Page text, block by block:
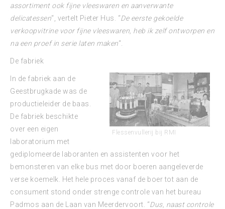
assortiment ook fijne vleeswaren en aanverwante
delicatessen“, vertelt Pieter Hus. “De eerste gekoelde
verkoopvitrine voor fijne vleeswaren, heb ik zelf ontworpen en
na een proef in serie laten maken“.
De fabriek
Flessenvullerij bij RMI
In de fabriek aan de
Geestbrugkade was de
productieleider de baas.
De fabriek beschikte
over een eigen
laboratorium met
gediplomeerde laboranten en assistenten voor het
bemonsteren van elke bus met door boeren aangeleverde
verse koemelk. Het hele proces vanaf de boer tot aan de
consument stond onder strenge controle van het bureau
Padmos aan de Laan van Meerdervoort. “Dus, naast controle